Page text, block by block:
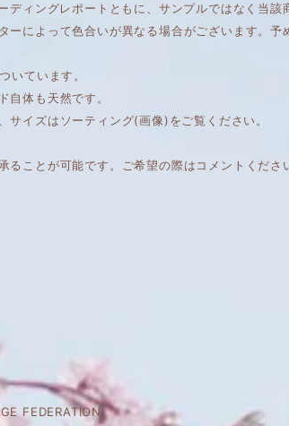
ディングレポートともに、サンプルではなく当
ーによって色合いが異なる場合がございます。予
いています。
自体も天然です。
サイズはソーティング(画像)をご覧ください。
ることが可能です。ご希望の際はコメントくださ
FEDERATION